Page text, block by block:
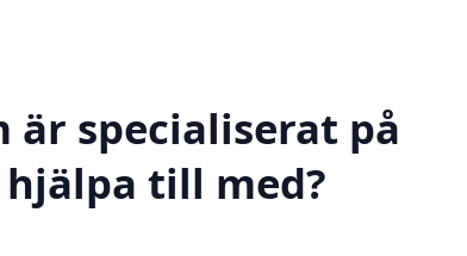
är specialiserat på
till med?